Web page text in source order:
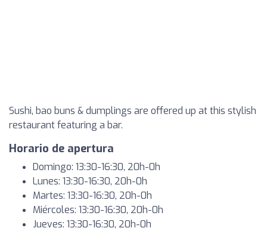
Sushi, bao buns & dumplings are offered up at this stylish
restaurant featuring a bar.
Horario de apertura
Domingo: 13:30-16:30, 20h-0h
Lunes: 13:30-16:30, 20h-0h
Martes: 13:30-16:30, 20h-0h
Miércoles: 13:30-16:30, 20h-0h
Jueves: 13:30-16:30, 20h-0h